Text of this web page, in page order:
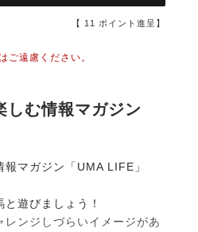
【 11 ポイント進呈】
ご遠慮ください。
しむ情報マガジン
マガジン「UMA LIFE」
遊びましょう！
ンジしづらいイメージがあ